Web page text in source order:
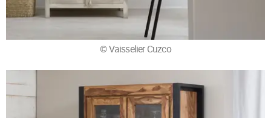
© Vaisselier Cuzco